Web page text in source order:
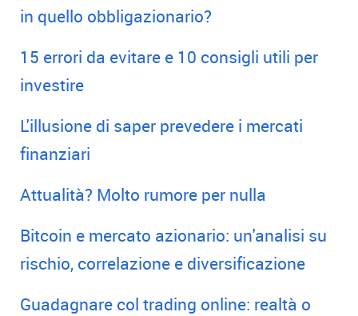
in quello obbligazionario?
15 errori da evitare e 10 consigli utili per
investire
L'illusione di saper prevedere i mercati
finanziari
Attualità? Molto rumore per nulla
Bitcoin e mercato azionario: un'analisi su
rischio, correlazione e diversificazione
Guadagnare col trading online: realtà o